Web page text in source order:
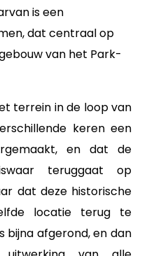
is een
dat centraal op
van het Park-
terrein in de loop van
keren een
en dat de
teruggaat op
dat deze historische
locatie terug te
bijna afgerond, en dan